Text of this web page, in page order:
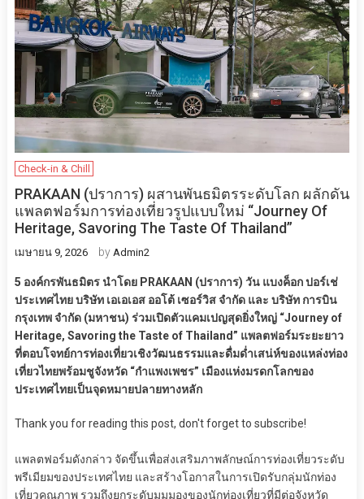
Check-in & Chill
PRAKAAN (ปราการ) ผสานพันธมิตรระดับโลก ผลักดัน
แพลตฟอร์มการท่องเที่ยวรูปแบบใหม่ “Journey Of
Heritage, Savoring The Taste Of Thailand”
เมษายน 9, 2026 by Admin2
5 องค์กรพันธมิตร นำโดย PRAKAAN (ปราการ) วัน แบงค็อก ปอร์เช่
ประเทศไทย บริษัท เอเอเอส ออโต้ เซอร์วิส จำกัด และ บริษัท การบิน
กรุงเทพ จำกัด (มหาชน) ร่วมเปิดตัวแคมเปญสุดยิ่งใหญ่ “Journey of
Heritage, Savoring the Taste of Thailand” แพลตฟอร์มระยะยาว
ที่ตอบโจทย์การท่องเที่ยวเชิงวัฒนธรรมและดื่มด่ำเสน่ห์ของแหล่งท่อง
เที่ยวไทยพร้อมชูจังหวัด “กำแพงเพชร” เมืองแห่งมรดกโลกของ
ประเทศไทยเป็นจุดหมายปลายทางหลัก
Thank you for reading this post, don't forget to subscribe!
แพลตฟอร์มดังกล่าว จัดขึ้นเพื่อส่งเสริมภาพลักษณ์การท่องเที่ยวระดับ
พรีเมียมของประเทศไทย และสร้างโอกาสในการเปิดรับกลุ่มนักท่อง
เที่ยวคุณภาพ รวมถึงยกระดับมุมมองของนักท่องเที่ยวที่มีต่อจังหวัด